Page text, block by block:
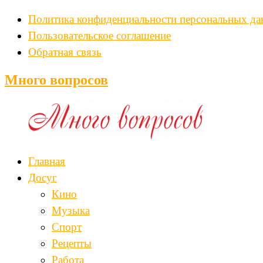
Политика конфиденциальности персональных
Пользовательское соглашение
Обратная связь
Много вопросов
Главная
Досуг
Кино
Музыка
Спорт
Рецепты
Работа